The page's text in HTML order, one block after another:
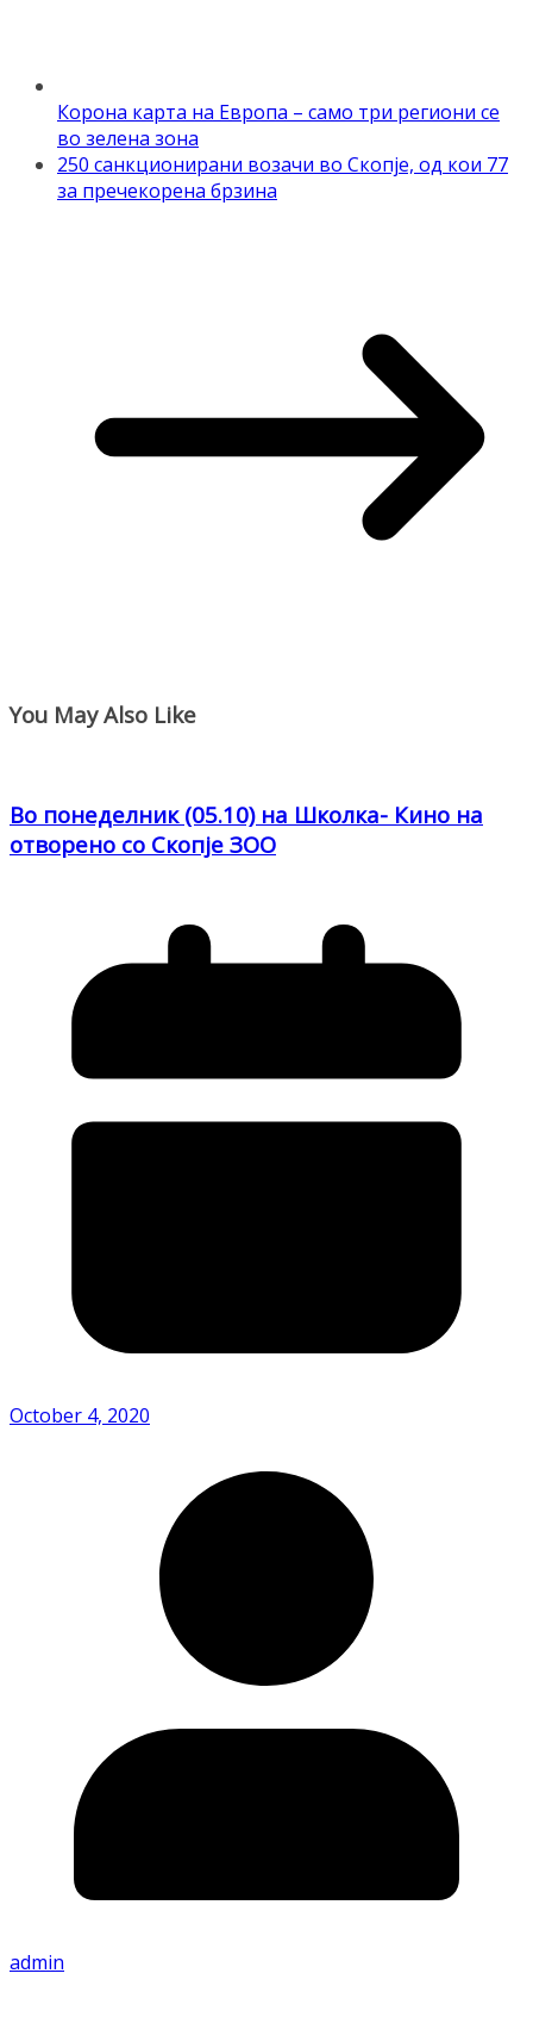
Корона карта на Европа – само три региони се
во зелена зона
250 санкционирани возачи во Скопје, од кои 77
за пречекорена брзина
You May Also Like
Во понеделник (05.10) на Школка- Кино на
отворено со Скопје ЗОО
October 4, 2020
admin